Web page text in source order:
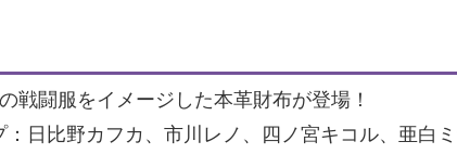
戦闘服をイメージした本革財布が登場！
：日比野カフカ、市川レノ、四ノ宮キコル、亜白